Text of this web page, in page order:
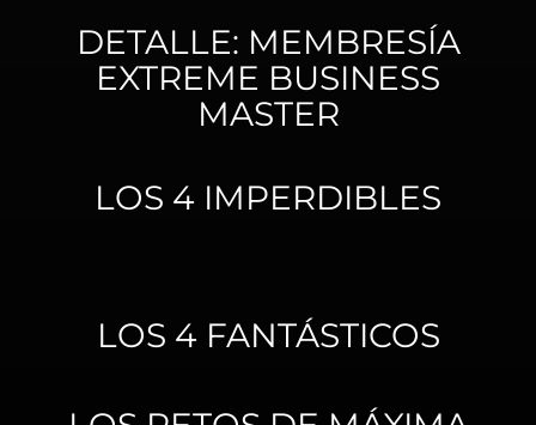
DETALLE: MEMBRESÍA
EXTREME BUSINESS
MASTER
LOS 4 IMPERDIBLES
LOS 4 FANTÁSTICOS